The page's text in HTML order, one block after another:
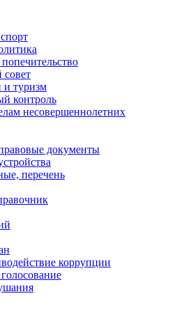
и туризм
контроль
несовершеннолетних
документы
перечень
коррупции